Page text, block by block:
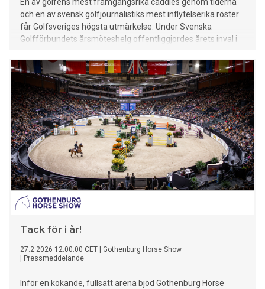
En av golfens mest framgångsrika caddies genom tiderna
och en av svensk golfjournalistiks mest inflytelserika röster
får Golfsveriges högsta utmärkelse. Under Svenska
Golfförbundets årsmöteshelg offentliggjordes årets inval i
Janson (postumt).
Tack för i år!
27.2.2026 12:00:00 CET
Gothenburg Horse Show
Pressmeddelande
Inför en kokande, fullsatt arena bjöd Gothenburg Horse